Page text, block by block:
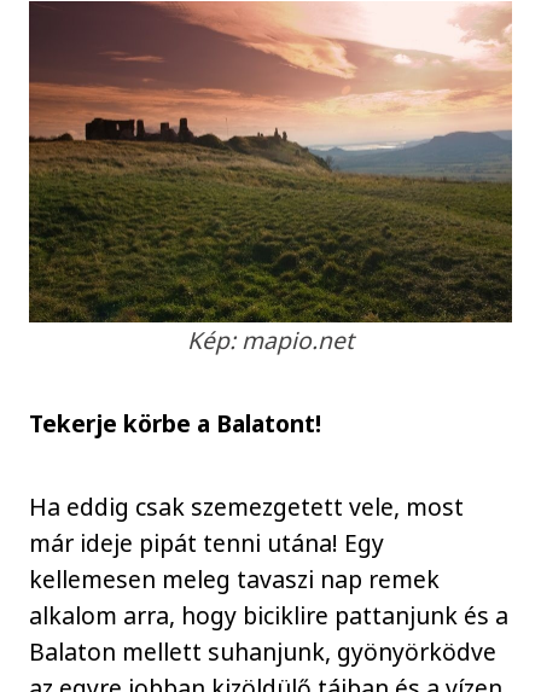
Kép: mapio.net
Tekerje körbe a Balatont!
Ha eddig csak szemezgetett vele, most
már ideje pipát tenni utána! Egy
kellemesen meleg tavaszi nap remek
alkalom arra, hogy biciklire pattanjunk és a
Balaton mellett suhanjunk, gyönyörködve